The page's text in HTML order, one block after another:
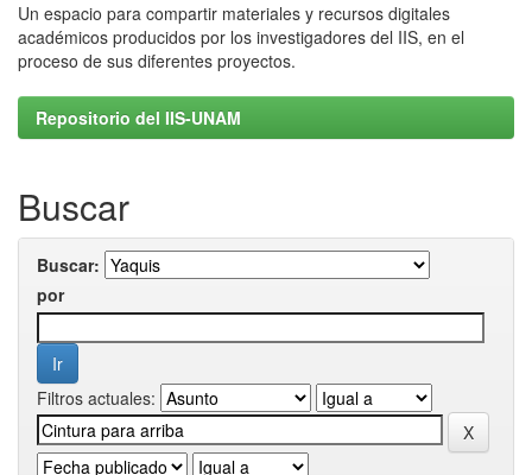
Un espacio para compartir materiales y recursos digitales
académicos producidos por los investigadores del IIS, en el
proceso de sus diferentes proyectos.
Repositorio del IIS-UNAM
Buscar
Buscar:
por
Filtros actuales: